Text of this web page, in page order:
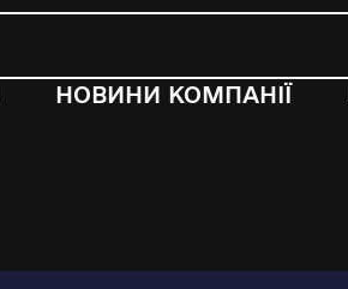
НОВИНИ КОМПАНІЇ